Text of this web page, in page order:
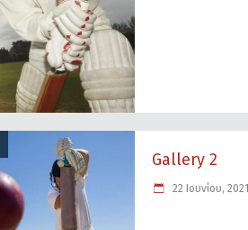
Gallery 2
22 Ιουνίου, 2021